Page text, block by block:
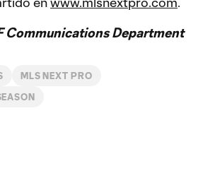
Communications Department
MLS NEXT PRO